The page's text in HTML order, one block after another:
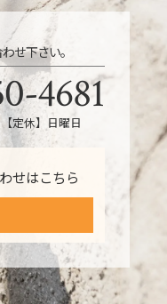
せ下さい。
4681
定休】日曜日
せはこちら